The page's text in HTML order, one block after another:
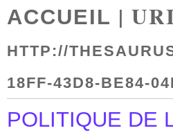
ACCUEIL |
HTTP://
18FF-43D8-BE84-
POLITIQUE DE